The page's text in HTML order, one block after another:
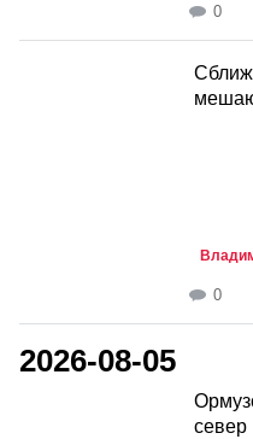
0
0
2026-08-05
север